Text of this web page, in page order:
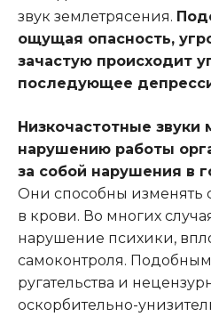
звук землетрясения.
ощущая опасность,
зачастую происходит
последующее
Низкочастотные звуки
нарушению работы
за собой нарушения в
Они способны изменять
в крови. Во многих
нарушение психики,
самоконтроля.
ругательства и
оскорбительно-